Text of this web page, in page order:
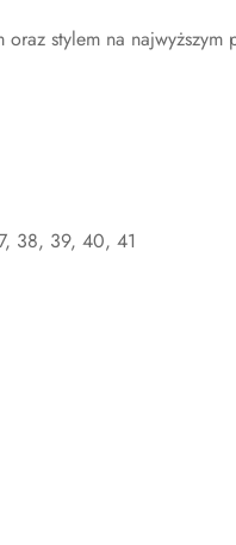
stylem na najwyższym
38, 39, 40, 41